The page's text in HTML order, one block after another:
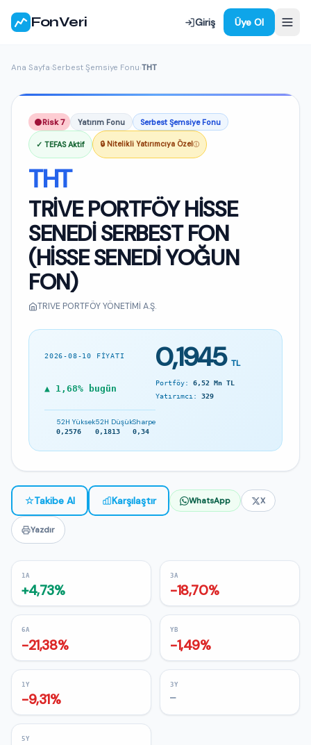
FonVeri Giriş Üye Ol
Ana Sayfa›Serbest Şemsiye Fonu›THT
Risk 7 Yatırım Fonu Serbest Şemsiye Fonu
✓ TEFAS Aktif 🔒 Nitelikli Yatırımcıya Özelⓘ
THT
TRİVE PORTFÖY HİSSE
SENEDİ SERBEST FON
(HİSSE SENEDİ YOĞUN
FON)
TRIVE PORTFÖY YÖNETİMİ A.Ş.
2026-08-10 FIYATI 0,1945 TL
▲ 1,68% bugün
Portföy: 6,52 Mn TL
Yatırımcı: 329
52H Yüksek
0,2576
52H Düşük
0,1813
Sharpe
0,34
☆Takibe Al Karşılaştır WhatsApp X
Yazdır
1A
+4,73%
3A
-18,70%
6A
-21,38%
YB
-1,49%
1Y
-9,31%
3Y
—
5Y